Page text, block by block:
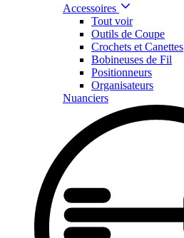
Accessoires
Tout voir
Outils de Coupe
Crochets et Canettes
Bobineuses de Fil
Positionneurs
Organisateurs
Nuanciers